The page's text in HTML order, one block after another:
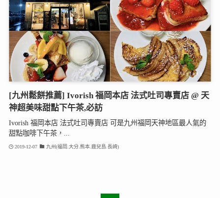
[九州鬆餅推薦] Ivorish 福岡本店 法式吐司專賣店 @ 天
神超美味甜點下午茶,必訪
Ivorish 福岡本店 法式吐司專賣店 可是九州福岡天神地區最人氣的
甜點咖啡下午茶，...
2019-12-07 九州(福岡.大分.熊本.鹿兒島.長崎)